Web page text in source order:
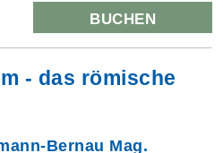
BUCHEN
- das römische
Bernau Mag.